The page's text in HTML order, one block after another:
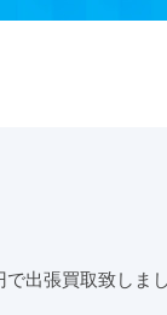
出張買取致しま